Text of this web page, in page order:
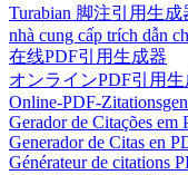
Turabian 脚注引用生成
nhà cung cấp trích dẫn
在线PDF引用生成器
オンラインPDF引用
Online-PDF-
Gerador de Citações em
Generador de Citas en
Générateur de citations